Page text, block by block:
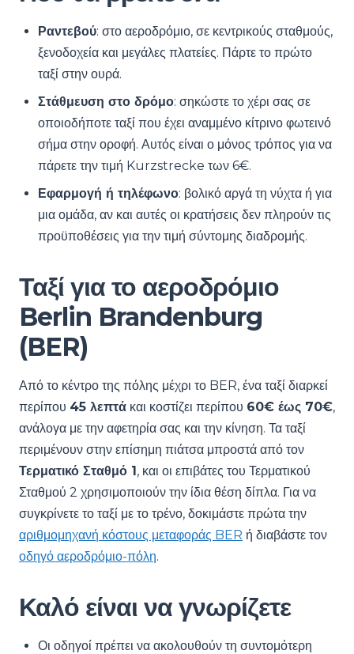
Ραντεβού: στο αεροδρόμιο, σε κεντρικούς σταθμούς,
ξενοδοχεία και μεγάλες πλατείες. Πάρτε το πρώτο
ταξί στην ουρά.
Στάθμευση στο δρόμο: σηκώστε το χέρι σας σε
οποιοδήποτε ταξί που έχει αναμμένο κίτρινο φωτεινό
σήμα στην οροφή. Αυτός είναι ο μόνος τρόπος για να
πάρετε την τιμή Kurzstrecke των 6€.
Εφαρμογή ή τηλέφωνο: βολικό αργά τη νύχτα ή για
μια ομάδα, αν και αυτές οι κρατήσεις δεν πληρούν τις
προϋποθέσεις για την τιμή σύντομης διαδρομής.
Ταξί για το αεροδρόμιο
Berlin Brandenburg
(BER)
Από το κέντρο της πόλης μέχρι το BER, ένα ταξί διαρκεί
περίπου 45 λεπτά και κοστίζει περίπου 60€ έως 70€,
ανάλογα με την αφετηρία σας και την κίνηση. Τα ταξί
περιμένουν στην επίσημη πιάτσα μπροστά από τον
Τερματικό Σταθμό 1, και οι επιβάτες του Τερματικού
Σταθμού 2 χρησιμοποιούν την ίδια θέση δίπλα. Για να
συγκρίνετε το ταξί με το τρένο, δοκιμάστε πρώτα την
αριθμομηχανή κόστους μεταφοράς BER ή διαβάστε τον
οδηγό αεροδρόμιο-πόλη.
Καλό είναι να γνωρίζετε
Οι οδηγοί πρέπει να ακολουθούν τη συντομότερη